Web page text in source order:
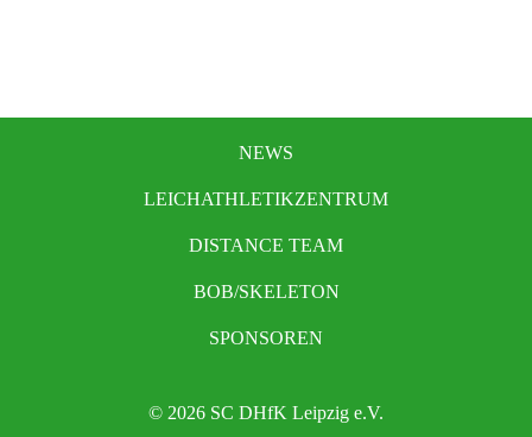
NEWS
LEICHATHLETIKZENTRUM
DISTANCE TEAM
BOB/SKELETON
SPONSOREN
© 2026 SC DHfK Leipzig e.V.